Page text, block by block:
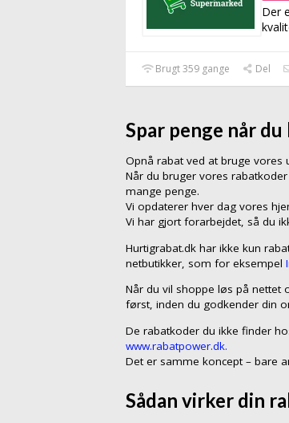
Der
Brugt 359 gange Del
Spar penge når
Opnå rabat ved at bruge vores
Når du bruger vores
mange penge.
Vi opdaterer hver dag vores
Vi har gjort forarbejdet, så du
Hurtigrabat.dk har ikke kun
netbutikker, som for eksempel
Når du vil shoppe løs på nettet
først, inden du godkender din
De rabatkoder du ikke finder
www.rabatpower.dk.
Det er samme koncept – bare
Sådan virker din